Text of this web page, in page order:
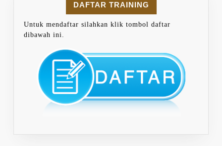
DAFTAR TRAINING
Untuk mendaftar silahkan klik tombol daftar
dibawah ini.